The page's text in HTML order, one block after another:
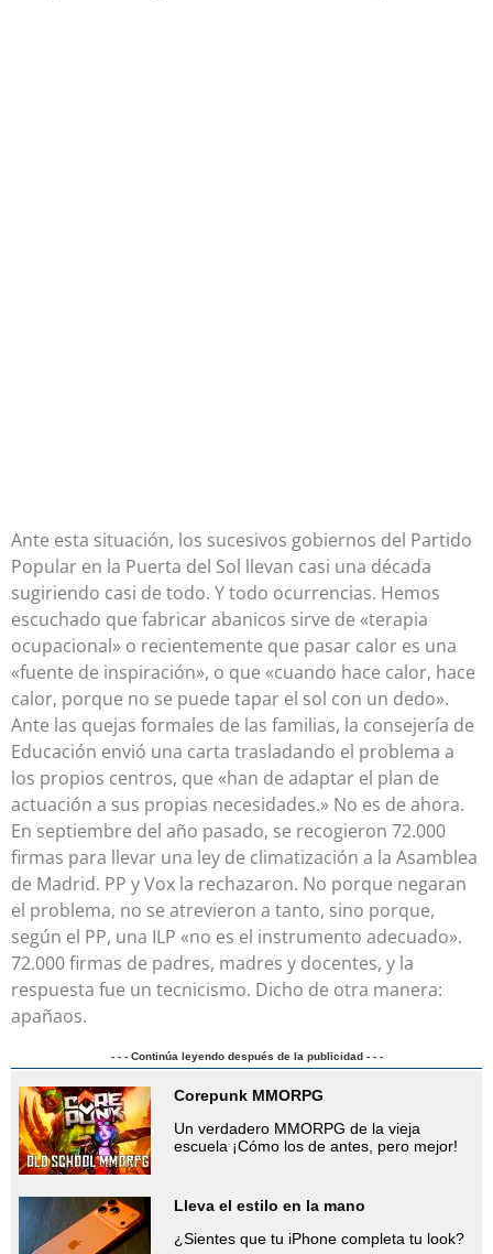
Ante esta situación, los sucesivos gobiernos del Partido
Popular en la Puerta del Sol llevan casi una década
sugiriendo casi de todo. Y todo ocurrencias. Hemos
escuchado que fabricar abanicos sirve de «terapia
ocupacional» o recientemente que pasar calor es una
«fuente de inspiración», o que «cuando hace calor, hace
calor, porque no se puede tapar el sol con un dedo».
Ante las quejas formales de las familias, la consejería de
Educación envió una carta trasladando el problema a
los propios centros, que «han de adaptar el plan de
actuación a sus propias necesidades.» No es de ahora.
En septiembre del año pasado, se recogieron 72.000
firmas para llevar una ley de climatización a la Asamblea
de Madrid. PP y Vox la rechazaron. No porque negaran
el problema, no se atrevieron a tanto, sino porque,
según el PP, una ILP «no es el instrumento adecuado».
72.000 firmas de padres, madres y docentes, y la
respuesta fue un tecnicismo. Dicho de otra manera:
apañaos.
- - - Continúa leyendo después de la publicidad - - -
Corepunk MMORPG
Un verdadero MMORPG de la vieja
escuela ¡Cómo los de antes, pero mejor!
Lleva el estilo en la mano
¿Sientes que tu iPhone completa tu look?